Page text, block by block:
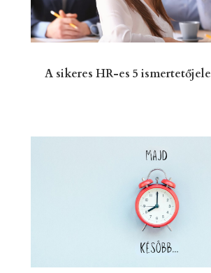
A sikeres HR-es 5 ismertetőjele